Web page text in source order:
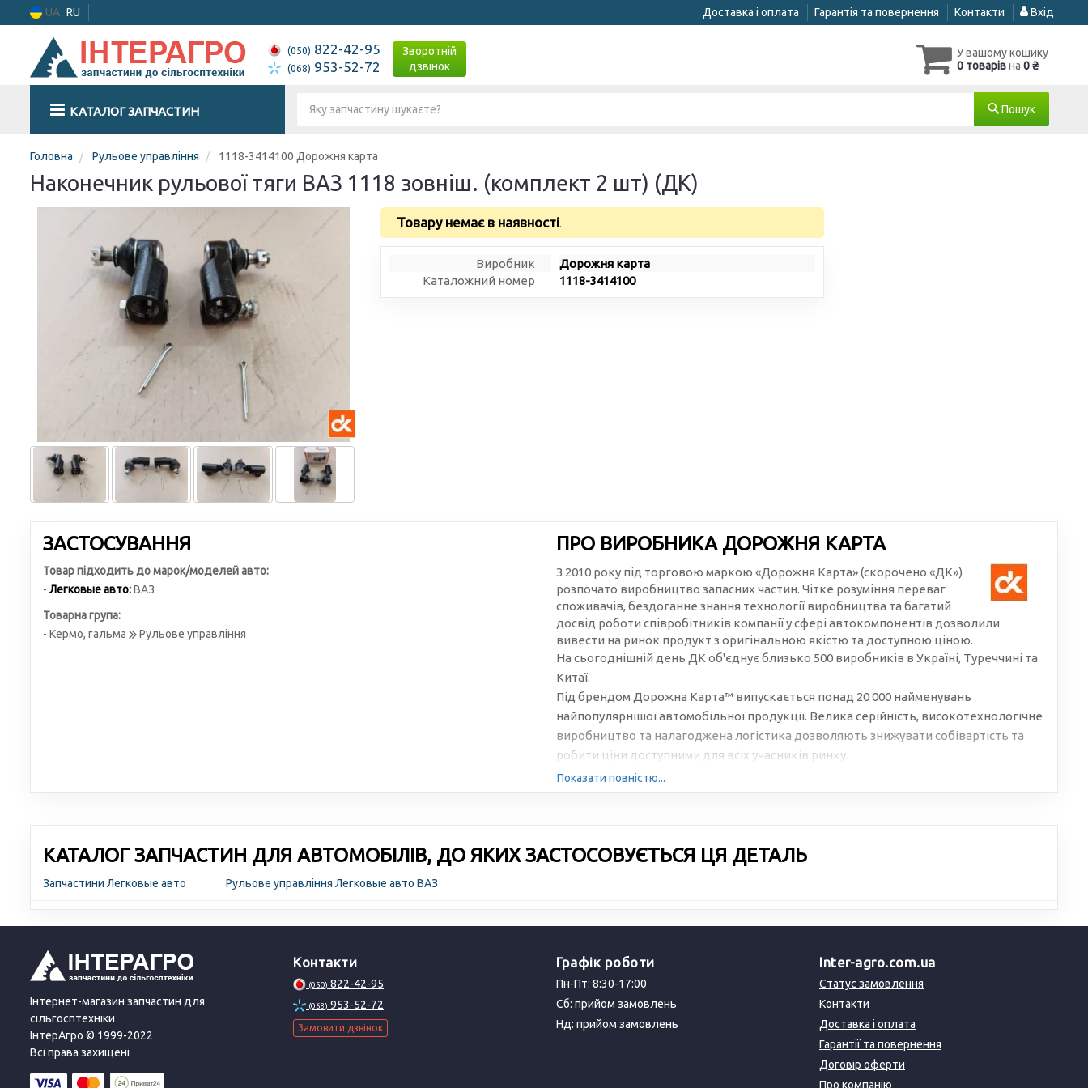
UA RU Доставка і оплата Гарантія та повернення Контакти Вхід
(050) 822-42-95
(068) 953-52-72
Зворотній
дзвінок
У вашому кошику
0 товарівна 0 ₴
КАТАЛОГ ЗАПЧАСТИН Пошук
Головна Рульове управління 1118-3414100 Дорожня карта
Наконечник рульової тяги ВАЗ 1118 зовніш. (комплект 2 шт) (ДК)
Товару немає в наявності.
Виробник
Дорожня карта
Каталожний номер
1118-3414100
ЗАСТОСУВАННЯ
Товар підходить до марок/моделей авто:
-Легковые авто:ВАЗ
Товарна група:
- Кермо, гальма
Рульове управління
ПРО ВИРОБНИКА ДОРОЖНЯ КАРТА
З 2010 року під торговою маркою «Дорожня Карта» (скорочено «ДК»)
розпочато виробництво запасних частин. Чітке розуміння переваг
споживачів, бездоганне знання технології виробництва та багатий
досвід роботи співробітників компанії у сфері автокомпонентів дозволили
вивести на ринок продукт з оригінальною якістю та доступною ціною.
На сьогоднішній день ДК об'єднує близько 500 виробників в Україні, Туреччині та
Китаї.
Під брендом Дорожна Карта™ випускається понад 20 000 найменувань
найпопулярнішої автомобільної продукції. Велика серійність, високотехнологічне
виробництво та налагоджена логістика дозволяють знижувати собівартість та
робити ціни доступними для всіх учасників ринку.
Показати повністю...
КАТАЛОГ ЗАПЧАСТИН ДЛЯ АВТОМОБІЛІВ, ДО ЯКИХ ЗАСТОСОВУЄТЬСЯ ЦЯ ДЕТАЛЬ
Запчастини Легковые авто Рульове управління Легковые авто ВАЗ
Інтернет-магазин запчастин для
сільгосптехніки
ІнтерАгро © 1999-2022
Всі права захищені
Контакти
(050) 822-42-95
(068) 953-52-72
Замовити дзвінок
Графік роботи
Пн-Пт: 8:30-17:00
Сб: прийом замовлень
Нд: прийом замовлень
Inter-agro.com.ua
Статус замовлення
Контакти
Доставка і оплата
Гарантії та повернення
Договір оферти
Про компанію